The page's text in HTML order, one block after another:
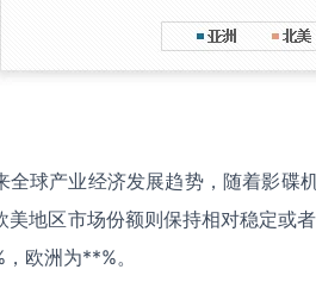
全球产业经济发展趋势，随着影碟
美地区市场份额则保持相对稳定或
欧洲为**%。